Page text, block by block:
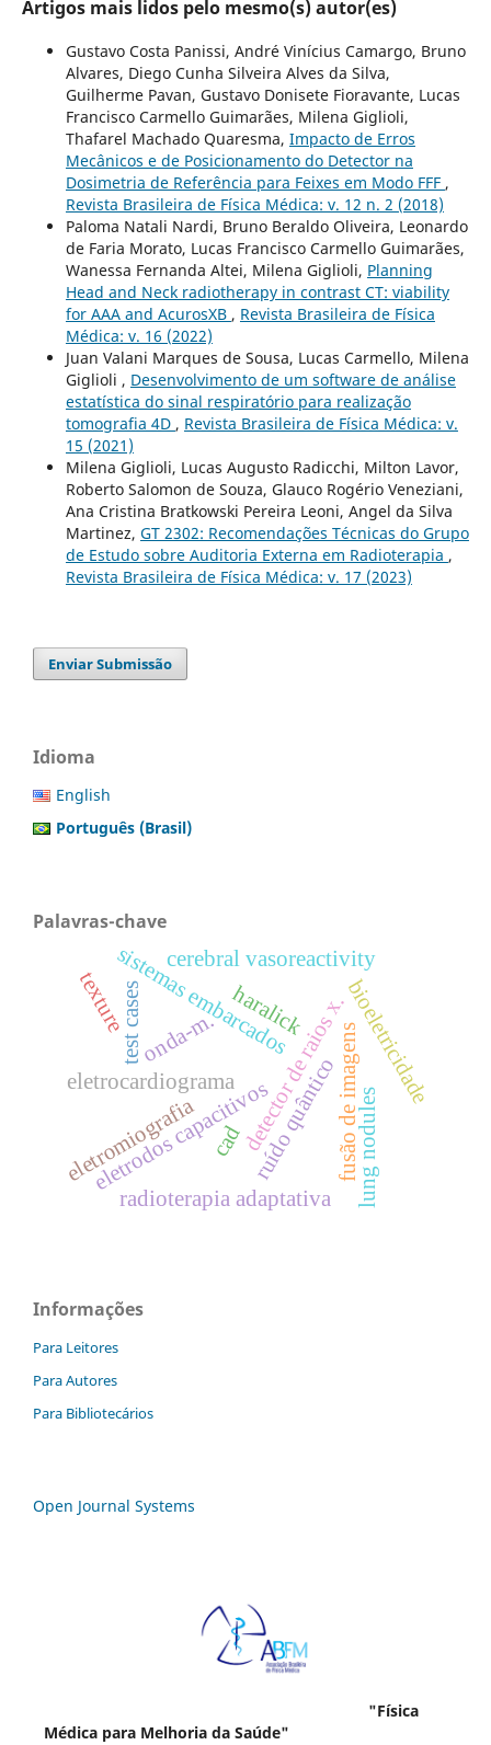
Artigos mais lidos pelo mesmo(s) autor(es)
Gustavo Costa Panissi, André Vinícius Camargo, Bruno
Alvares, Diego Cunha Silveira Alves da Silva,
Guilherme Pavan, Gustavo Donisete Fioravante, Lucas
Francisco Carmello Guimarães, Milena Giglioli,
Thafarel Machado Quaresma, Impacto de Erros
Mecânicos e de Posicionamento do Detector na
Dosimetria de Referência para Feixes em Modo FFF ,
Revista Brasileira de Física Médica: v. 12 n. 2 (2018)
Paloma Natali Nardi, Bruno Beraldo Oliveira, Leonardo
de Faria Morato, Lucas Francisco Carmello Guimarães,
Wanessa Fernanda Altei, Milena Giglioli, Planning
Head and Neck radiotherapy in contrast CT: viability
for AAA and AcurosXB , Revista Brasileira de Física
Médica: v. 16 (2022)
Juan Valani Marques de Sousa, Lucas Carmello, Milena
Giglioli , Desenvolvimento de um software de análise
estatística do sinal respiratório para realização
tomografia 4D , Revista Brasileira de Física Médica: v.
15 (2021)
Milena Giglioli, Lucas Augusto Radicchi, Milton Lavor,
Roberto Salomon de Souza, Glauco Rogério Veneziani,
Ana Cristina Bratkowski Pereira Leoni, Angel da Silva
Martinez, GT 2302: Recomendações Técnicas do Grupo
de Estudo sobre Auditoria Externa em Radioterapia ,
Revista Brasileira de Física Médica: v. 17 (2023)
Enviar Submissão
Idioma
English
Português (Brasil)
Palavras-chave
detector de raios x.bioeletricidade
sistemas embarcados
eletrocardiograma
eletrodos capacitivosruído quântico
eletromiografia fusão de imagens
radioterapia adaptativa
test casesonda-m.
lung nodules
cad
haralick
texture
cerebral vasoreactivity
Informações
Para Leitores
Para Autores
Para Bibliotecários
Open Journal Systems
"Física
Médica para Melhoria da Saúde"